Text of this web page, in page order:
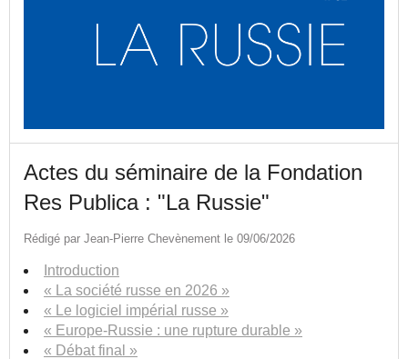
Actes du séminaire de la Fondation
Res Publica : "La Russie"
Rédigé par Jean-Pierre Chevènement le 09/06/2026
Introduction
« La société russe en 2026 »
« Le logiciel impérial russe »
« Europe-Russie : une rupture durable »
« Débat final »